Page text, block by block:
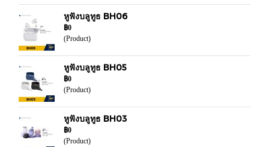
หูฟังบลูทูธ BH06
฿0
(Product)
หูฟังบลูทูธ BH05
฿0
(Product)
หูฟังบลูทูธ BH03
฿0
(Product)